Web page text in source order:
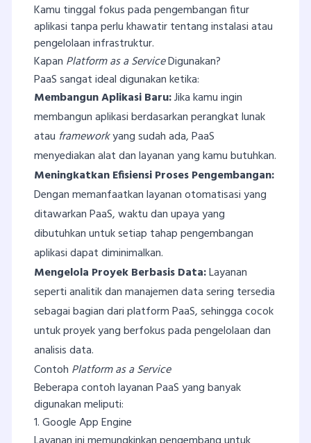
Kamu tinggal fokus pada pengembangan fitur
aplikasi tanpa perlu khawatir tentang instalasi atau
pengelolaan infrastruktur.
Kapan Platform as a ServiceDigunakan?
PaaS sangat ideal digunakan ketika:
Membangun Aplikasi Baru:Jika kamu ingin
membangun aplikasi berdasarkan perangkat lunak
atau frameworkyang sudah ada, PaaS
menyediakan alat dan layanan yang kamu butuhkan.
Meningkatkan Efisiensi Proses Pengembangan:
Dengan memanfaatkan layanan otomatisasi yang
ditawarkan PaaS, waktu dan upaya yang
dibutuhkan untuk setiap tahap pengembangan
aplikasi dapat diminimalkan.
Mengelola Proyek Berbasis Data:Layanan
seperti analitik dan manajemen data sering tersedia
sebagai bagian dari platform PaaS, sehingga cocok
untuk proyek yang berfokus pada pengelolaan dan
analisis data.
Contoh Platform as a Service
Beberapa contoh layanan PaaS yang banyak
digunakan meliputi:
1. Google App Engine